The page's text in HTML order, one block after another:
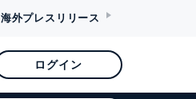
海外プレスリリース
ログイン